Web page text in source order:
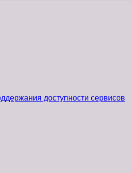
доступности сервисов